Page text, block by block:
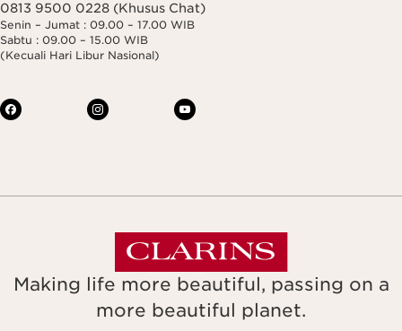
0813 9500 0228 (Khusus Chat)
Senin – Jumat : 09.00 – 17.00 WIB
Sabtu : 09.00 – 15.00 WIB
(Kecuali Hari Libur Nasional)
Making life more beautiful, passing on a
more beautiful planet.